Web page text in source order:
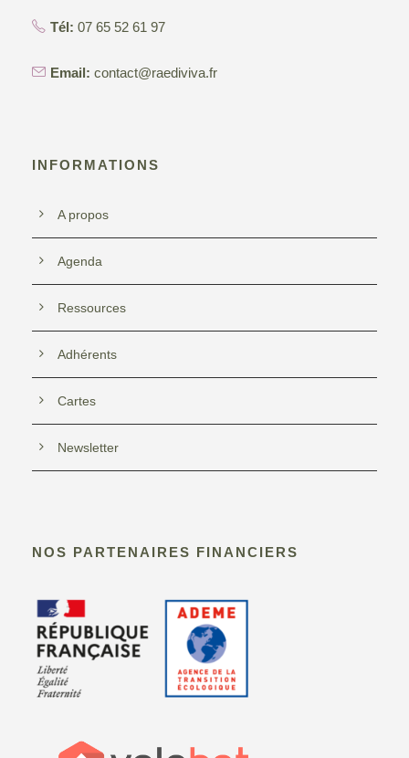
Tél: 07 65 52 61 97
Email: contact@raediviva.fr
INFORMATIONS
A propos
Agenda
Ressources
Adhérents
Cartes
Newsletter
NOS PARTENAIRES FINANCIERS